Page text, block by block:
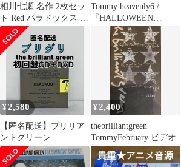
相川七瀬 名作 2枚セッ
ト Red パラドックス 夢
見る少女じゃいられな
い 恋心
Tommy heavenly6 /
『HALLOWEEN
ADDICTION』
¥2,580
【匿名配送】ブリリア
ントグリーン
BLACKOUT 初回盤
CD+DVD
¥2,400
thebrilliantgreen
TommyFebruary ビデオ